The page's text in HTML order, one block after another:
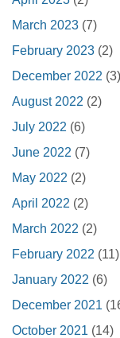
March 2023 (7)
February 2023 (2)
December 2022 (3)
August 2022 (2)
July 2022 (6)
June 2022 (7)
May 2022 (2)
April 2022 (2)
March 2022 (2)
February 2022 (11)
January 2022 (6)
December 2021
October 2021 (14)